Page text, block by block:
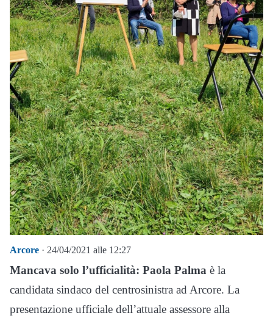
Arcore · 24/04/2021 alle 12:27
Mancava solo l’ufficialità: Paola Palma è la
candidata sindaco del centrosinistra ad Arcore. La
presentazione ufficiale dell’attuale assessore alla